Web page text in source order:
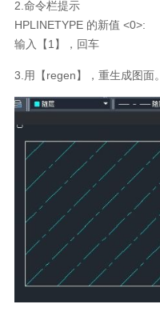
2.命令栏提示
HPLINETYPE 的新值 <0>:
输入【1】，回车
3.用【regen】，重生成图面。